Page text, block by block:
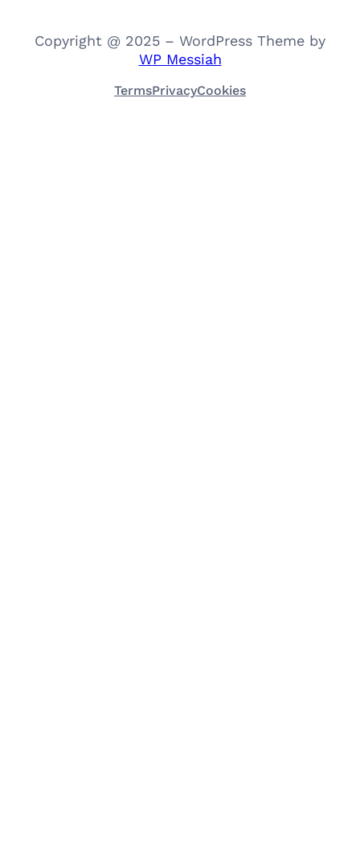
Copyright @ 2025 – WordPress Theme by
WP Messiah
TermsPrivacyCookies